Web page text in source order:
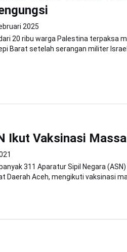
2025
20 ribu warga Palestina terpaksa
Barat setelah serangan militer
Ikut Vaksinasi Massal
311 Aparatur Sipil Negara
Daerah Aceh, mengikuti vaksinasi